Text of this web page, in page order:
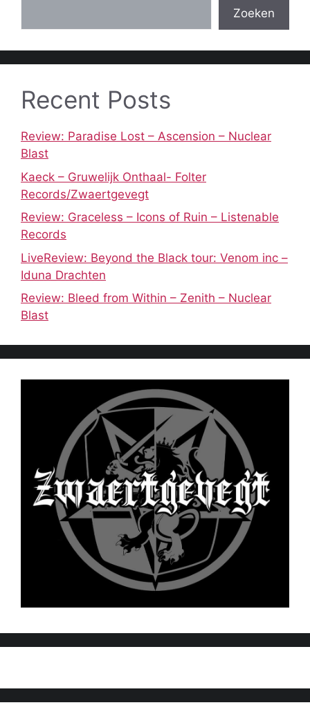
Zoeken
Recent Posts
Review: Paradise Lost – Ascension – Nuclear
Blast
Kaeck – Gruwelijk Onthaal- Folter
Records/Zwaertgevegt
Review: Graceless – Icons of Ruin – Listenable
Records
LiveReview: Beyond the Black tour: Venom inc –
Iduna Drachten
Review: Bleed from Within – Zenith – Nuclear
Blast